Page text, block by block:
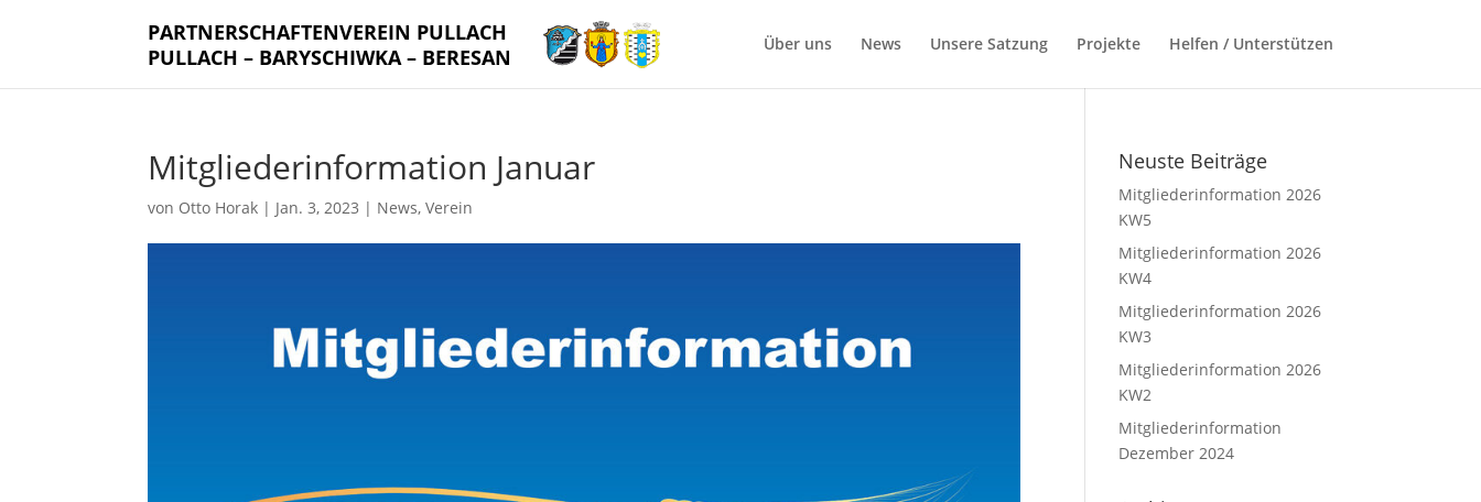
PARTNERSCHAFTENVEREIN PULLACH
PULLACH – BARYSCHIWKA – BERESAN
Über uns News Unsere Satzung Projekte Helfen / Unterstützen
Mitgliederinformation Januar
von Otto Horak | Jan. 3, 2023 | News,Verein
Neuste Beiträge
Mitgliederinformation 2026
KW5
Mitgliederinformation 2026
KW4
Mitgliederinformation 2026
KW3
Mitgliederinformation 2026
KW2
Mitgliederinformation
Dezember 2024